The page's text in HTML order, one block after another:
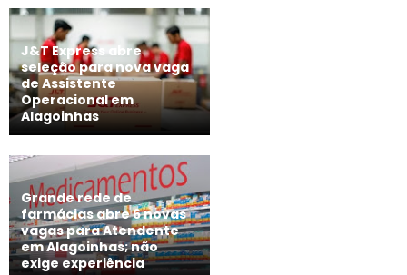
J&T Express abre
seleção para nova vaga
de Assistente
Operacional em
Alagoinhas
Grande rede de
farmácias abre 6 novas
vagas para Atendente
em Alagoinhas; não
exige experiência